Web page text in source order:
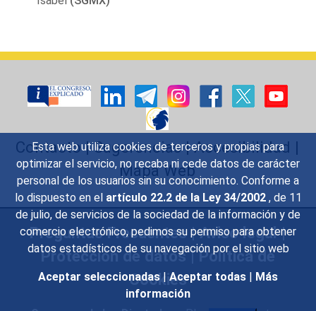
Esta web utiliza cookies de terceros y propias para
optimizar el servicio, no recaba ni cede datos de carácter
personal de los usuarios sin su conocimiento. Conforme a
lo dispuesto en el artículo 22.2 de la Ley 34/2002 , de 11
de julio, de servicios de la sociedad de la información y de
comercio electrónico, pedimos su permiso para obtener
datos estadísticos de su navegación por el sitio web
Aceptar seleccionadas | Aceptar todas | Más
información
Contacto|Sugerencias|Accesibilidad |
Mapa Web
Preguntas Frecuentes|Aviso legal|
Protección de datos|Política de
Cookies